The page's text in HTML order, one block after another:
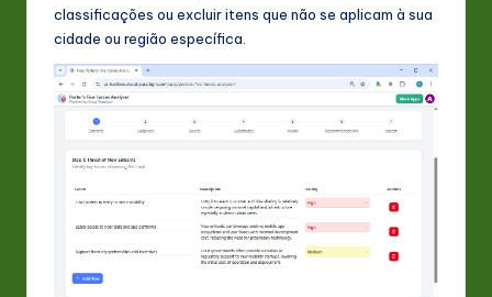
classificações ou excluir itens que não se aplicam à sua
cidade ou região específica.